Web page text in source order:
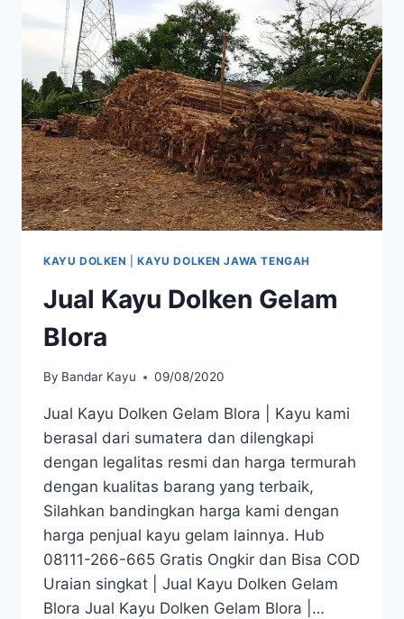
KAYU DOLKEN |KAYU DOLKEN JAWA TENGAH
Jual Kayu Dolken Gelam
Blora
By Bandar Kayu 09/08/2020
Jual Kayu Dolken Gelam Blora | Kayu kami
berasal dari sumatera dan dilengkapi
dengan legalitas resmi dan harga termurah
dengan kualitas barang yang terbaik,
Silahkan bandingkan harga kami dengan
harga penjual kayu gelam lainnya. Hub
08111-266-665 Gratis Ongkir dan Bisa COD
Uraian singkat | Jual Kayu Dolken Gelam
Blora Jual Kayu Dolken Gelam Blora |…